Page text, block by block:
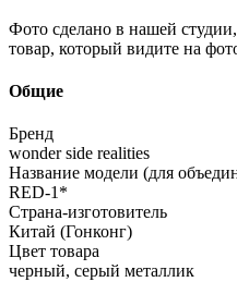
Фото сделано в нашей
товар, который видите на
Общие
Бренд
wonder side realities
Название модели (для
RED-1*
Страна-изготовитель
Китай (Гонконг)
Цвет товара
черный, серый металлик